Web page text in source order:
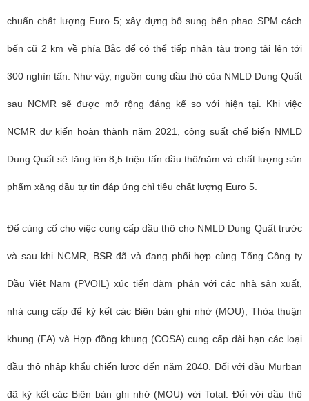
chuẩn chất lượng Euro 5; xây dựng bổ sung bến phao SPM cách
bến cũ 2 km về phía Bắc để có thể tiếp nhận tàu trọng tải lên tới
300 nghìn tấn. Như vậy, nguồn cung dầu thô của NMLD Dung Quất
sau NCMR sẽ được mở rộng đáng kể so với hiện tại. Khi việc
NCMR dự kiến hoàn thành năm 2021, công suất chế biến NMLD
Dung Quất sẽ tăng lên 8,5 triệu tấn dầu thô/năm và chất lượng sản
phẩm xăng dầu tự tin đáp ứng chỉ tiêu chất lượng Euro 5.
Để củng cố cho việc cung cấp dầu thô cho NMLD Dung Quất trước
và sau khi NCMR, BSR đã và đang phối hợp cùng Tổng Công ty
Dầu Việt Nam (PVOIL) xúc tiến đàm phán với các nhà sản xuất,
nhà cung cấp để ký kết các Biên bản ghi nhớ (MOU), Thỏa thuận
khung (FA) và Hợp đồng khung (COSA) cung cấp dài hạn các loại
dầu thô nhập khẩu chiến lược đến năm 2040. Đối với dầu Murban
đã ký kết các Biên bản ghi nhớ (MOU) với Total. Đối với dầu thô